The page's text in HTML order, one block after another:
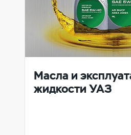
Масла и
жидкости УАЗ